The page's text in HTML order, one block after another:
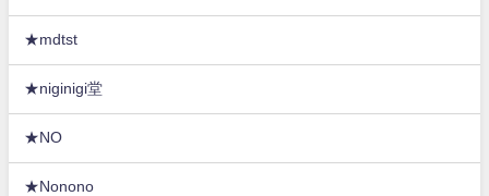
★mdtst
★niginigi堂
★NO
★Nonono